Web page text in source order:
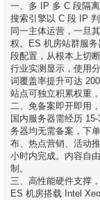
一、多 IP 多 C 段隔
搜索引擎以 C 段 IP
同一主体运营，一旦
权。ES 机房站群服
段配置，从根本上切
行业实测显示，使用
词覆盖率提升可达
站点可独立积累权重
二、免备案即开即用
国内服务器需经历
务器均无需备案，下
布、热点营销、活动
小时内完成。内容自
制。
三、高性能硬件支撑
ES 机房搭载 Intel